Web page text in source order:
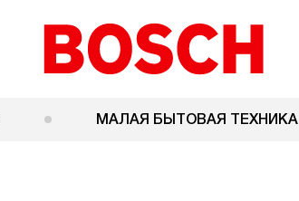
МАЛАЯ БЫТОВАЯ ТЕХНИКА